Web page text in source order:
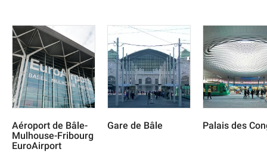
Aéroport de Bâle-
Mulhouse-Fribourg
EuroAirport
Gare de Bâle Palais des